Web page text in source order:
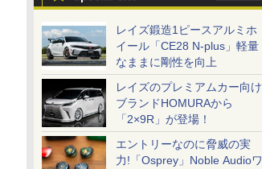
レイズ鍛造1ピースアルミホ
イール「CE28 N-plus」軽量
なままに剛性を向上
レイズのプレミアムカー向け
ブランドHOMURAから
「2×9R」が登場！
エントリーなのに脅威の実
力!「Osprey」Noble Audioワ